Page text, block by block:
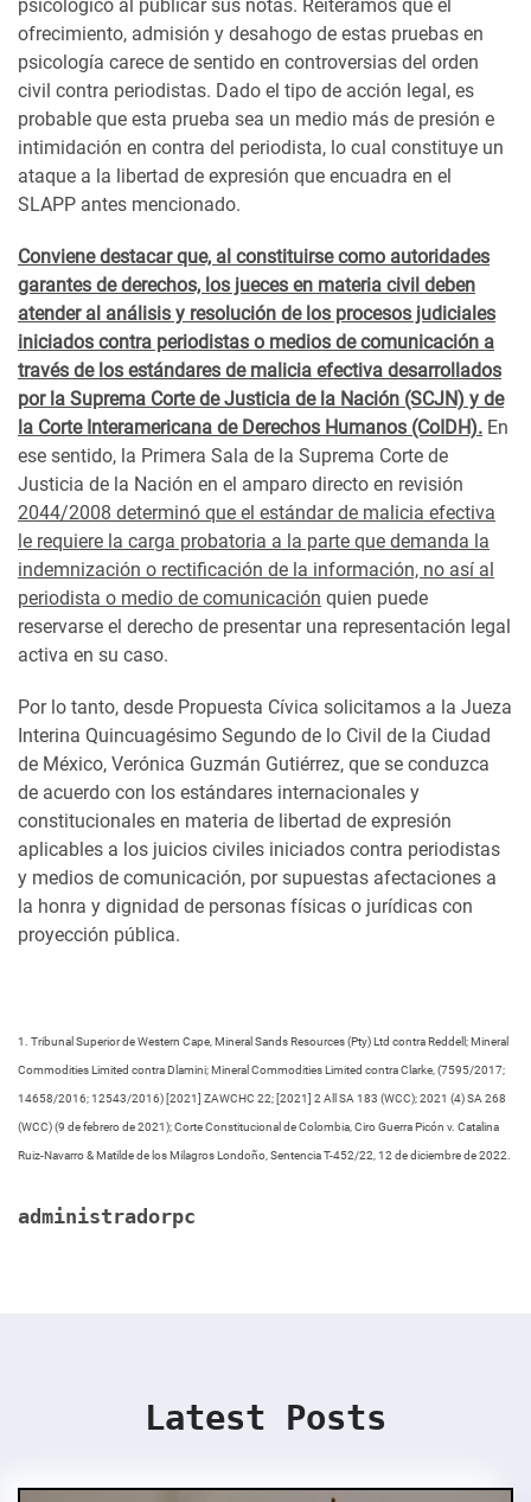
psicológico al publicar sus notas. Reiteramos que el
ofrecimiento, admisión y desahogo de estas pruebas en
psicología carece de sentido en controversias del orden
civil contra periodistas. Dado el tipo de acción legal, es
probable que esta prueba sea un medio más de presión e
intimidación en contra del periodista, lo cual constituye un
ataque a la libertad de expresión que encuadra en el
SLAPP antes mencionado.
Conviene destacar que, al constituirse como autoridades
garantes de derechos, los jueces en materia civil deben
atender al análisis y resolución de los procesos judiciales
iniciados contra periodistas o medios de comunicación a
través de los estándares de malicia efectiva desarrollados
por la Suprema Corte de Justicia de la Nación (SCJN) y de
la Corte Interamericana de Derechos Humanos (CoIDH). En
ese sentido, la Primera Sala de la Suprema Corte de
Justicia de la Nación en el amparo directo en revisión
2044/2008 determinó que el estándar de malicia efectiva
le requiere la carga probatoria a la parte que demanda la
indemnización o rectificación de la información, no así al
periodista o medio de comunicación quien puede
reservarse el derecho de presentar una representación legal
activa en su caso.
Por lo tanto, desde Propuesta Cívica solicitamos a la Jueza
Interina Quincuagésimo Segundo de lo Civil de la Ciudad
de México, Verónica Guzmán Gutiérrez, que se conduzca
de acuerdo con los estándares internacionales y
constitucionales en materia de libertad de expresión
aplicables a los juicios civiles iniciados contra periodistas
y medios de comunicación, por supuestas afectaciones a
la honra y dignidad de personas físicas o jurídicas con
proyección pública.
1. Tribunal Superior de Western Cape, Mineral Sands Resources (Pty) Ltd contra Reddell; Mineral
Commodities Limited contra Dlamini; Mineral Commodities Limited contra Clarke, (7595/2017;
14658/2016; 12543/2016) [2021] ZAWCHC 22; [2021] 2 All SA 183 (WCC); 2021 (4) SA 268
(WCC) (9 de febrero de 2021); Corte Constitucional de Colombia, Ciro Guerra Picón v. Catalina
Ruiz-Navarro & Matilde de los Milagros Londoño, Sentencia T-452/22, 12 de diciembre de 2022.
administradorpc
Latest Posts